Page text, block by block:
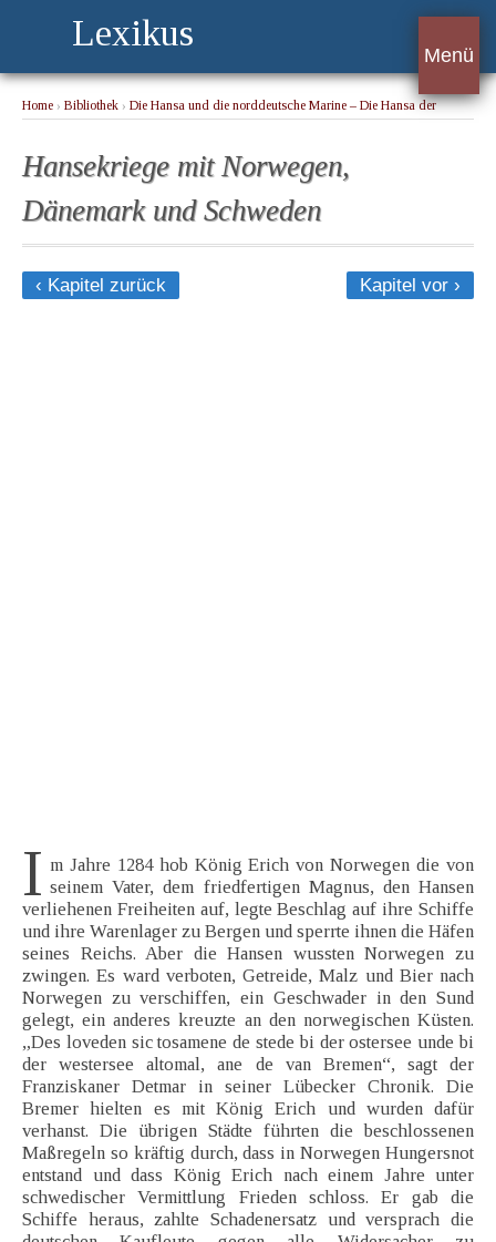
Lexikus
Menü
Home › Bibliothek › Die Hansa und die norddeutsche Marine – Die Hansa der
Hansekriege mit Norwegen,
Dänemark und Schweden
‹ Kapitel zurück Kapitel vor ›
I m Jahre 1284 hob König Erich von Norwegen die von
seinem Vater, dem friedfertigen Magnus, den Hansen
verliehenen Freiheiten auf, legte Beschlag auf ihre Schiffe
und ihre Warenlager zu Bergen und sperrte ihnen die Häfen
seines Reichs. Aber die Hansen wussten Norwegen zu
zwingen. Es ward verboten, Getreide, Malz und Bier nach
Norwegen zu verschiffen, ein Geschwader in den Sund
gelegt, ein anderes kreuzte an den norwegischen Küsten.
„Des loveden sic tosamene de stede bi der ostersee unde bi
der westersee altomal, ane de van Bremen“, sagt der
Franziskaner Detmar in seiner Lübecker Chronik. Die
Bremer hielten es mit König Erich und wurden dafür
verhanst. Die übrigen Städte führten die beschlossenen
Maßregeln so kräftig durch, dass in Norwegen Hungersnot
entstand und dass König Erich nach einem Jahre unter
schwedischer Vermittlung Frieden schloss. Er gab die
Schiffe heraus, zahlte Schadenersatz und versprach die